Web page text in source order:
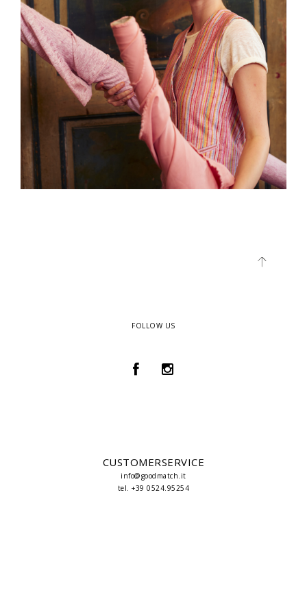
FOLLOW US
CUSTOMERSERVICE
info@goodmatch.it
tel. +39 0524.95254